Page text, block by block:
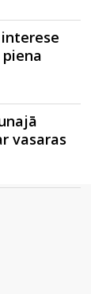
vasaras